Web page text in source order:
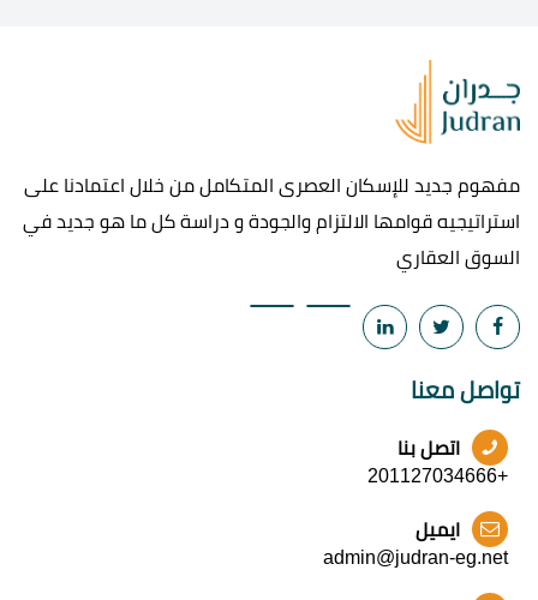
مفهوم جديد للإسكان العصرى المتكامل من خلال اعتمادنا على
استراتيجيه قوامها الالتزام والجودة و دراسة كل ما هو جديد في
السوق العقاري
تواصل معنا
اتصل بنا
+201127034666
ايميل
admin@judran-eg.net